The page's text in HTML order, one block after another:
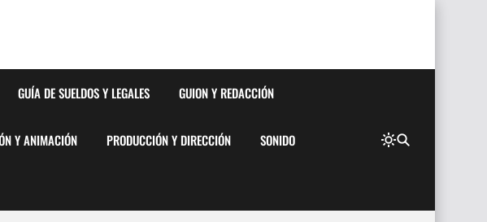
GUÍA DE SUELDOS Y LEGALES GUION Y REDACCIÓN
Y ANIMACIÓN PRODUCCIÓN Y DIRECCIÓN SONIDO